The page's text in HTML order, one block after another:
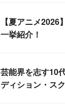
【夏アニメ
一挙紹介！
芸能界を志す10
ディション・ス